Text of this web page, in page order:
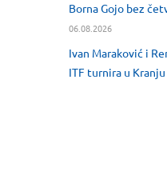
Borna Gojo bez
06.08.2026
Ivan Maraković i
ITF turnira u Kranju